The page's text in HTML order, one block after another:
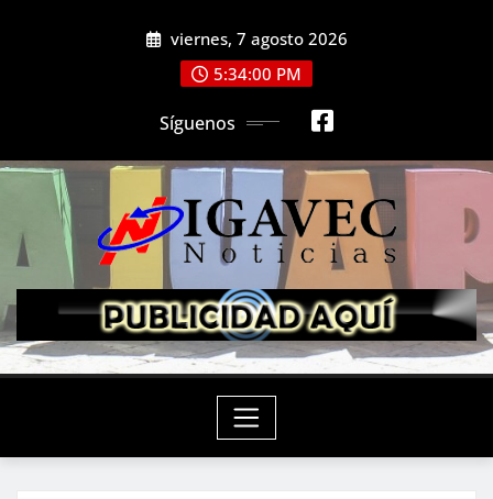
viernes, 7 agosto 2026
5:34:02 PM
Síguenos